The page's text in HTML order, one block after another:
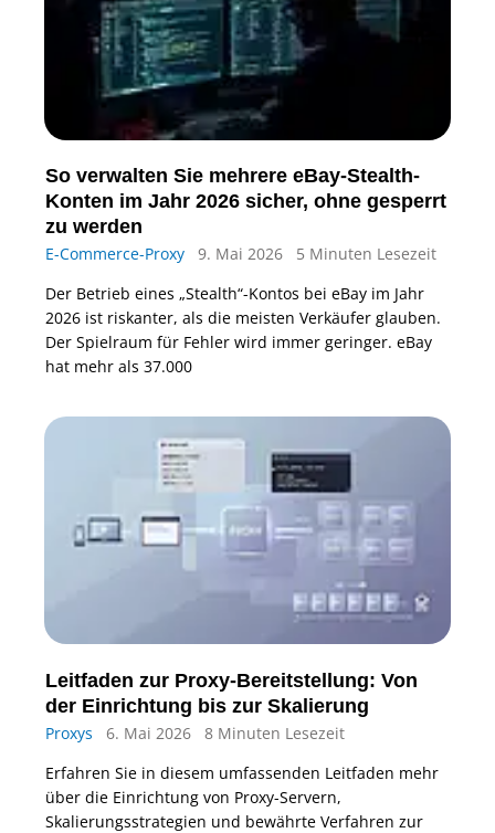
So verwalten Sie mehrere eBay-Stealth-
Konten im Jahr 2026 sicher, ohne gesperrt
zu werden
E-Commerce-Proxy 9. Mai 2026
5 Minuten Lesezeit
Der Betrieb eines „Stealth“-Kontos bei eBay im Jahr
2026 ist riskanter, als die meisten Verkäufer glauben.
Der Spielraum für Fehler wird immer geringer. eBay
hat mehr als 37.000
Leitfaden zur Proxy-Bereitstellung: Von
der Einrichtung bis zur Skalierung
Proxys 6. Mai 2026
8 Minuten Lesezeit
Erfahren Sie in diesem umfassenden Leitfaden mehr
über die Einrichtung von Proxy-Servern,
Skalierungsstrategien und bewährte Verfahren zur